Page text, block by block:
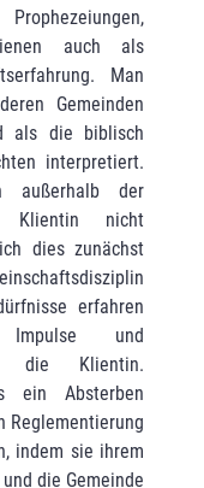
auch als
Man
Gemeinden
als die biblisch
interpretiert.
außerhalb der
Klientin nicht
dies zunächst
erfahren
und
die Klientin.
ein Absterben
Reglementierung
indem sie ihrem
die Gemeinde